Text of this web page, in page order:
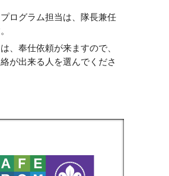
ログラム担当は、隊長兼任
、奉仕依頼が来ますので、
が出来る人を選んでくださ